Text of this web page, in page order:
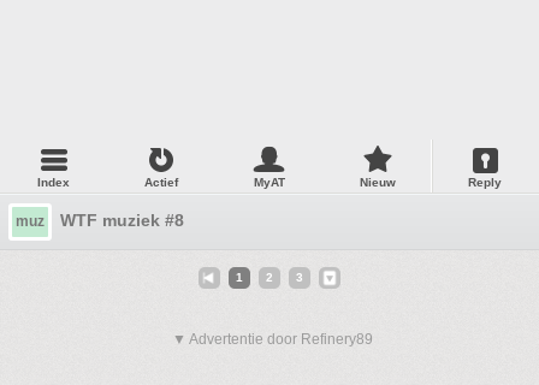
Index Actief MyAT Nieuw Reply
muz WTF muziek #8
1 2 3
▼ Advertentie door Refinery89